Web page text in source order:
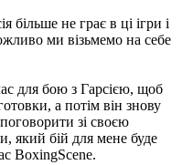
не грає в ці ігри і
ми візьмемо на себе
для бою з Гарсією, щоб
а потім він знову
зі своєю
який бій для мене буде
BoxingScene.